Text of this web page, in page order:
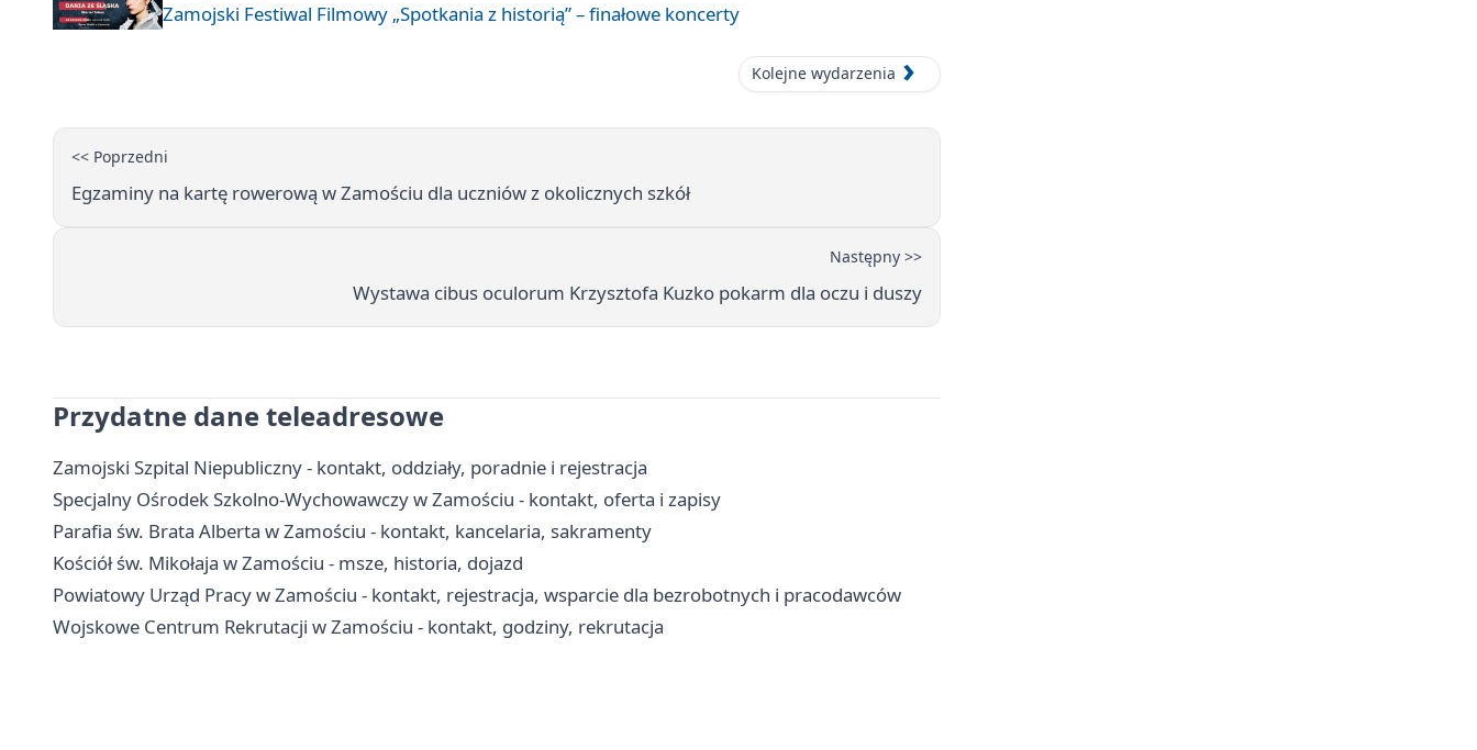
Zamojski Festiwal Filmowy „Spotkania z historią” – finałowe koncerty
Kolejne wydarzenia
<< Poprzedni
Egzaminy na kartę rowerową w Zamościu dla uczniów z okolicznych szkół
Następny >>
Wystawa cibus oculorum Krzysztofa Kuzko pokarm dla oczu i duszy
Przydatne dane teleadresowe
Zamojski Szpital Niepubliczny - kontakt, oddziały, poradnie i rejestracja
Specjalny Ośrodek Szkolno-Wychowawczy w Zamościu - kontakt, oferta i zapisy
Parafia św. Brata Alberta w Zamościu - kontakt, kancelaria, sakramenty
Kościół św. Mikołaja w Zamościu - msze, historia, dojazd
Powiatowy Urząd Pracy w Zamościu - kontakt, rejestracja, wsparcie dla bezrobotnych i pracodawców
Wojskowe Centrum Rekrutacji w Zamościu - kontakt, godziny, rekrutacja